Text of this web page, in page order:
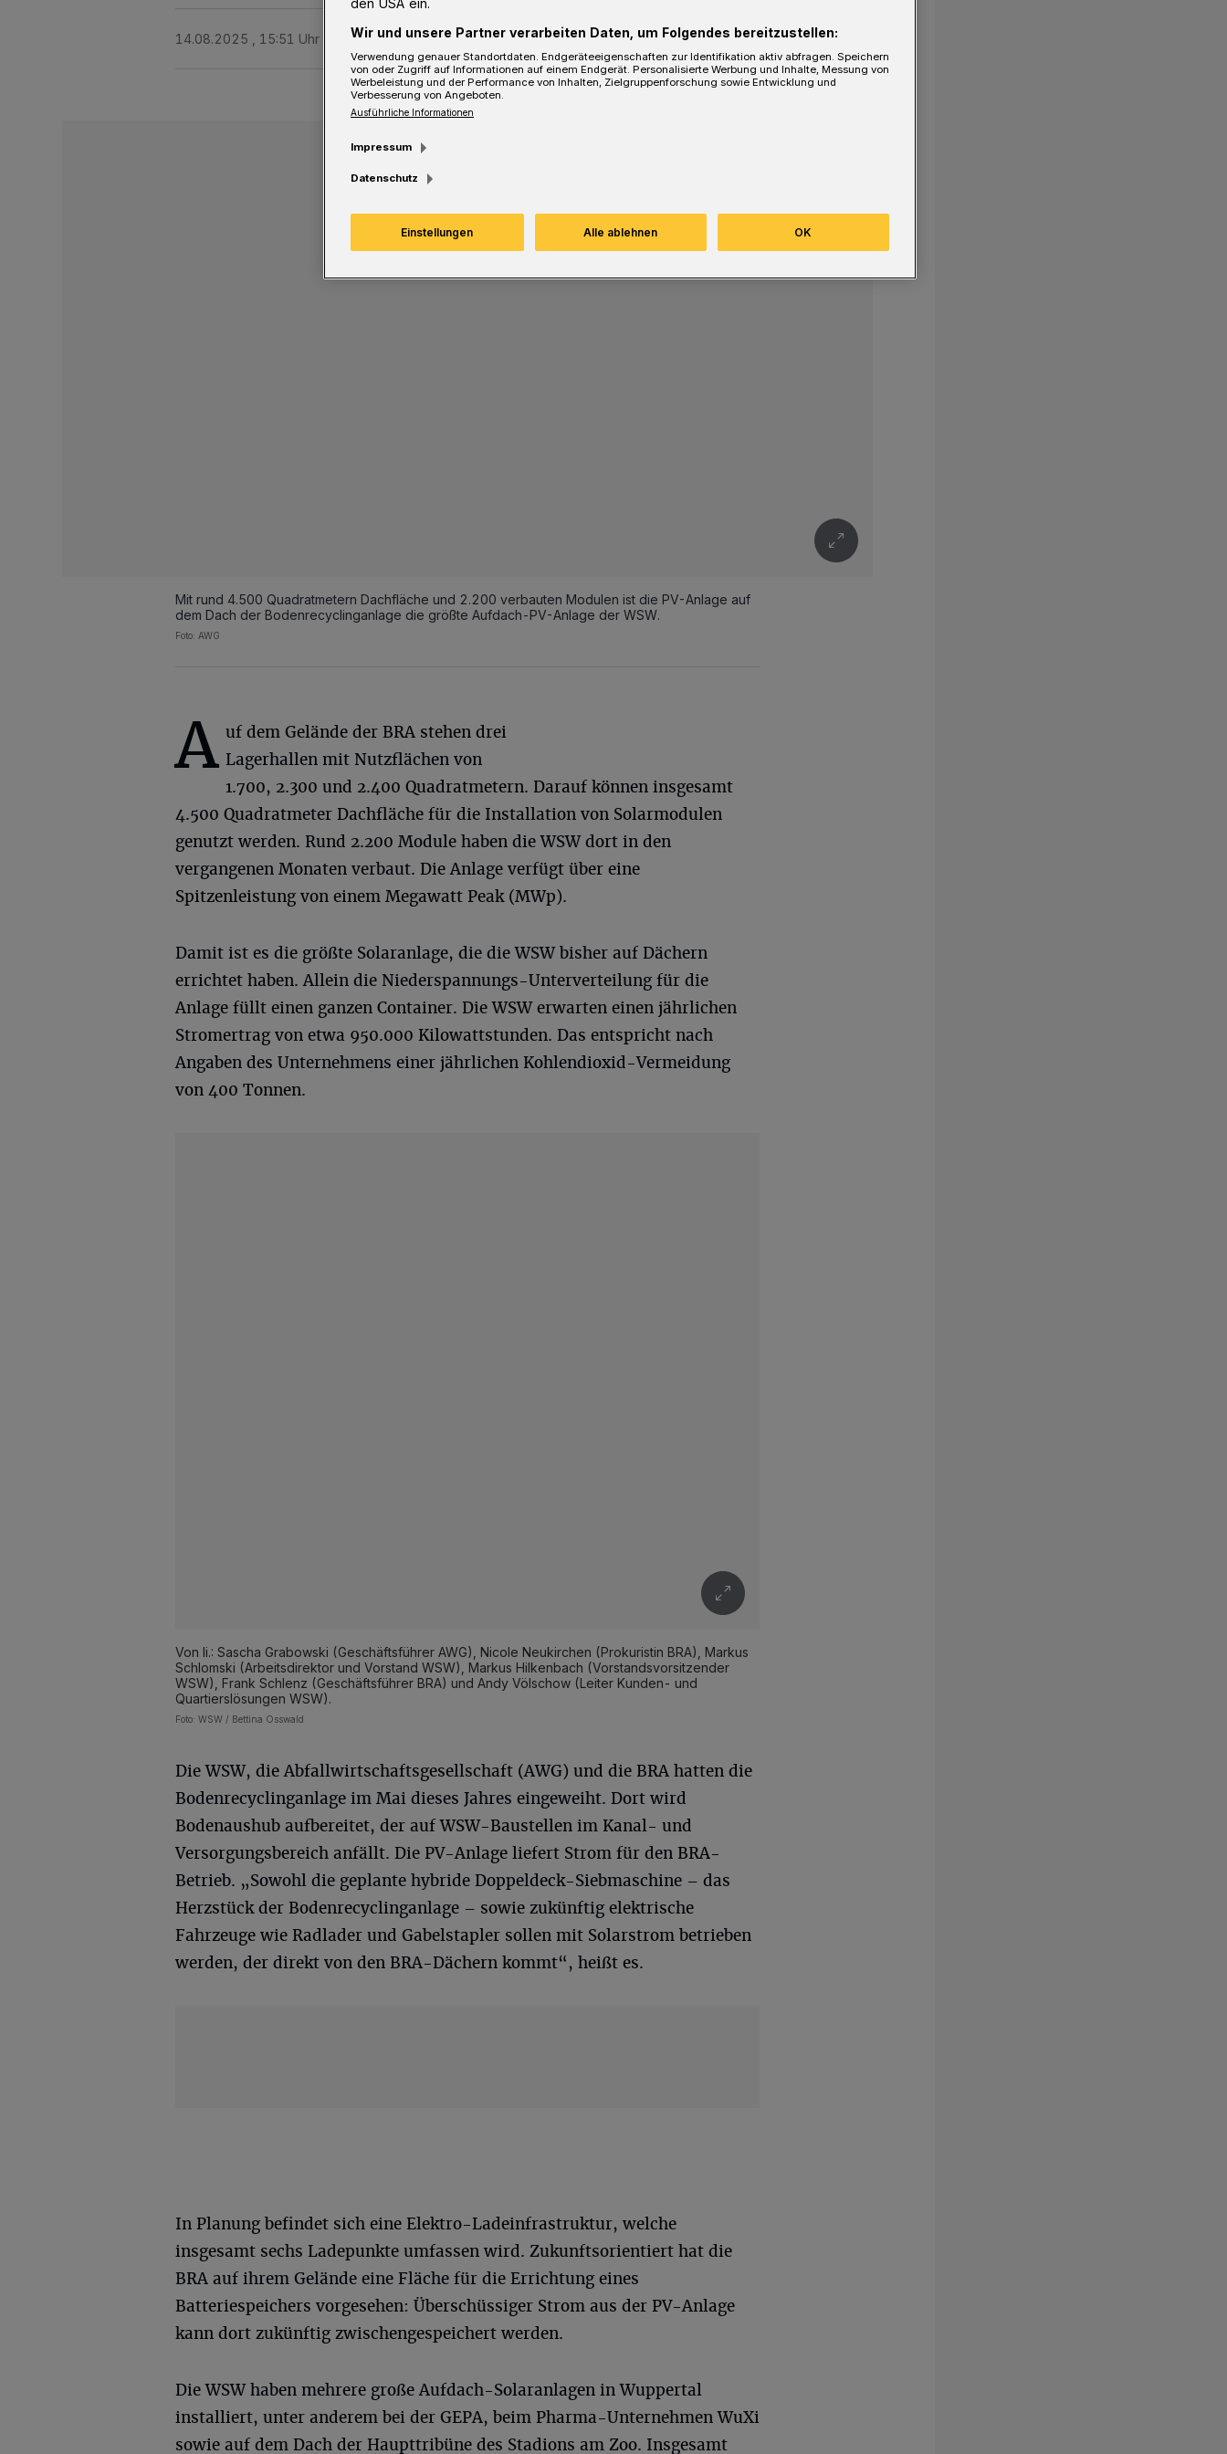
14.08.2025 , 15:51 Uhr 2 Minuten Lesezeit
Mit rund 4.500 Quadratmetern Dachfläche und 2.200 verbauten Modulen ist die PV-Anlage auf
dem Dach der Bodenrecyclinganlage die größte Aufdach-PV-Anlage der WSW.
Foto: AWG
A uf dem Gelände der BRA stehen drei
Lagerhallen mit Nutzflächen von
1.700, 2.300 und 2.400 Quadratmetern. Darauf können insgesamt
4.500 Quadratmeter Dachfläche für die Installation von Solarmodulen
genutzt werden. Rund 2.200 Module haben die WSW dort in den
vergangenen Monaten verbaut. Die Anlage verfügt über eine
Spitzenleistung von einem Megawatt Peak (MWp).
Damit ist es die größte Solaranlage, die die WSW bisher auf Dächern
errichtet haben. Allein die Niederspannungs-Unterverteilung für die
Anlage füllt einen ganzen Container. Die WSW erwarten einen jährlichen
Stromertrag von etwa 950.000 Kilowattstunden. Das entspricht nach
Angaben des Unternehmens einer jährlichen Kohlendioxid-Vermeidung
von 400 Tonnen.
Von li.: Sascha Grabowski (Geschäftsführer AWG), Nicole Neukirchen (Prokuristin BRA), Markus
Schlomski (Arbeitsdirektor und Vorstand WSW), Markus Hilkenbach (Vorstandsvorsitzender
WSW), Frank Schlenz (Geschäftsführer BRA) und Andy Völschow (Leiter Kunden- und
Quartierslösungen WSW).
Foto: WSW / Bettina Osswald
Die WSW, die Abfallwirtschaftsgesellschaft (AWG) und die BRA hatten die
Bodenrecyclinganlage im Mai dieses Jahres eingeweiht. Dort wird
Bodenaushub aufbereitet, der auf WSW-Baustellen im Kanal- und
Versorgungsbereich anfällt. Die PV-Anlage liefert Strom für den BRA-
Betrieb. „Sowohl die geplante hybride Doppeldeck-Siebmaschine – das
Herzstück der Bodenrecyclinganlage – sowie zukünftig elektrische
Fahrzeuge wie Radlader und Gabelstapler sollen mit Solarstrom betrieben
werden, der direkt von den BRA-Dächern kommt“, heißt es.
In Planung befindet sich eine Elektro-Ladeinfrastruktur, welche
insgesamt sechs Ladepunkte umfassen wird. Zukunftsorientiert hat die
BRA auf ihrem Gelände eine Fläche für die Errichtung eines
Batteriespeichers vorgesehen: Überschüssiger Strom aus der PV-Anlage
kann dort zukünftig zwischengespeichert werden.
Die WSW haben mehrere große Aufdach-Solaranlagen in Wuppertal
installiert, unter anderem bei der GEPA, beim Pharma-Unternehmen WuXi
sowie auf dem Dach der Haupttribüne des Stadions am Zoo. Insgesamt
den USA ein.
Wir und unsere Partner verarbeiten Daten, um Folgendes bereitzustellen:
Verwendung genauer Standortdaten. Endgeräteeigenschaften zur Identifikation aktiv abfragen. Speichern
von oder Zugriff auf Informationen auf einem Endgerät. Personalisierte Werbung und Inhalte, Messung von
Werbeleistung und der Performance von Inhalten, Zielgruppenforschung sowie Entwicklung und
Verbesserung von Angeboten.
Ausführliche Informationen
Impressum
Datenschutz
Einstellungen Alle ablehnen OK